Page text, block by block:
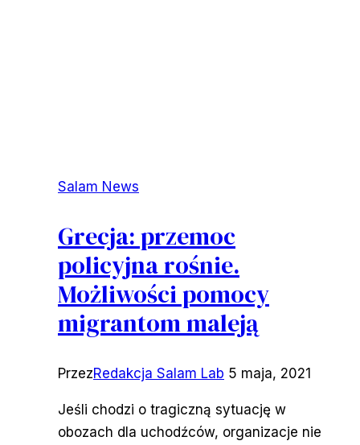
Salam News
Grecja: przemoc
policyjna rośnie.
Możliwości pomocy
migrantom maleją
PrzezRedakcja Salam Lab 5 maja, 2021
Jeśli chodzi o tragiczną sytuację w
obozach dla uchodźców, organizacje nie